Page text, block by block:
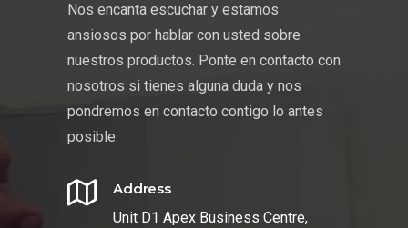
Nos encanta escuchar y estamos
ansiosos por hablar con usted sobre
nuestros productos. Ponte en contacto con
nosotros si tienes alguna duda y nos
pondremos en contacto contigo lo antes
posible.
Address
Unit D1 Apex Business Centre,